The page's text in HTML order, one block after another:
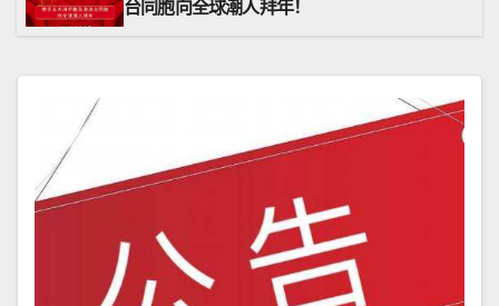
台同胞向全球潮人拜年！